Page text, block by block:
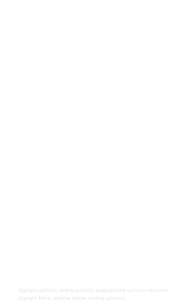
digitalni uctnictvi, online uctnictvi, bezpapirove uctnictvi, moderni
digitalni firma, uctarna online, ontime uctovani